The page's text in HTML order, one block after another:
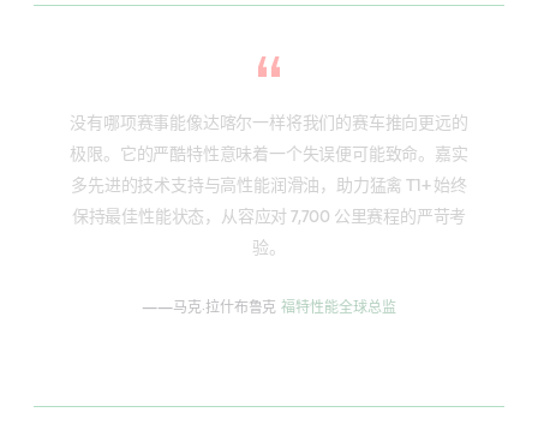
没有哪项赛事能像达喀尔一样将我们的赛车推向更远的
极限。它的严酷特性意味着一个失误便可能致命。嘉实
多先进的技术支持与高性能润滑油，助力猛禽 T1+ 始终
保持最佳性能状态，从容应对 7,700 公里赛程的严苛考
验。
——马克·拉什布鲁克 福特性能全球总监